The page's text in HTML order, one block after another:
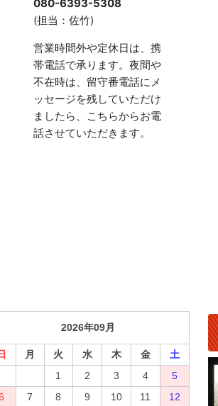
080-6393-5308
(担当：佐竹)
営業時間外や定休日は、携
帯電話で承ります。夜間や
不在時は、留守番電話にメ
ッセージを残していただけ
ましたら、こちらからお電
話させていただきます。